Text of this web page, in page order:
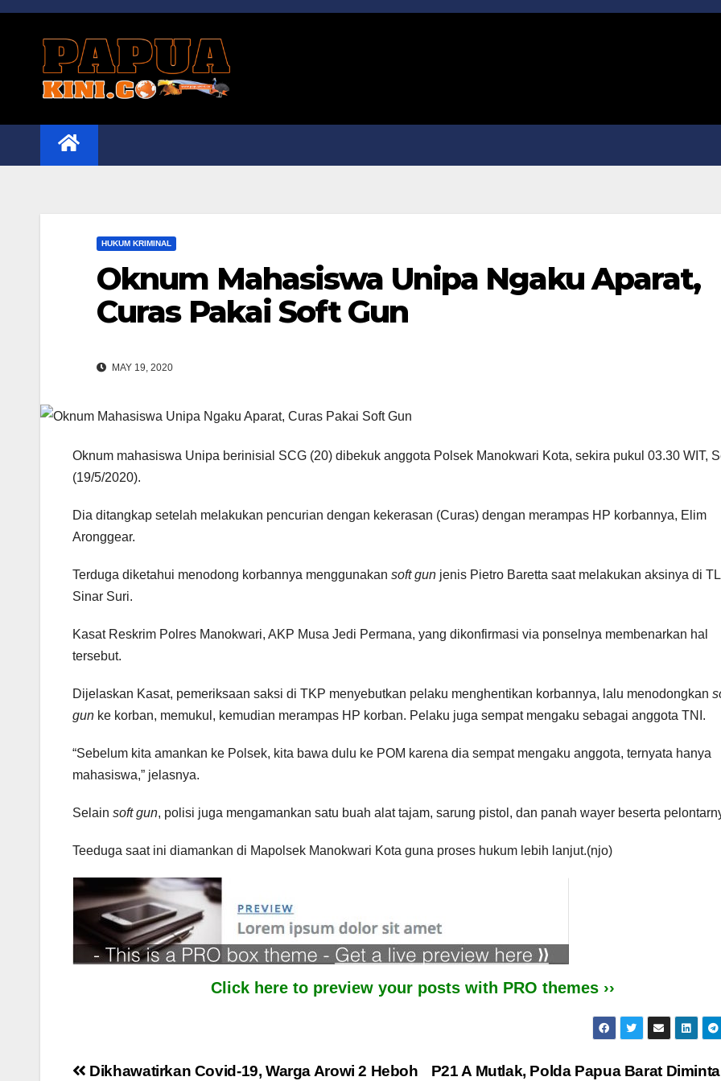
Skip
HUKUM KRIMINAL
Oknum Mahasiswa Unipa Ngaku Aparat,
Curas Pakai Soft Gun
MAY 19, 2020
Oknum mahasiswa Unipa berinisial SCG (20) dibekuk anggota Polsek Manokwari Kota, sekira pukul 03.30 WIT,
(19/5/2020).
Dia ditangkap setelah melakukan pencurian dengan kekerasan (Curas) dengan merampas HP korbannya, Elim
Aronggear.
Terduga diketahui menodong korbannya menggunakan soft gun jenis Pietro Baretta saat melakukan aksinya di
Sinar Suri.
Kasat Reskrim Polres Manokwari, AKP Musa Jedi Permana, yang dikonfirmasi via ponselnya membenarkan hal
tersebut.
Dijelaskan Kasat, pemeriksaan saksi di TKP menyebutkan pelaku menghentikan korbannya, lalu menodongkan
gun ke korban, memukul, kemudian merampas HP korban. Pelaku juga sempat mengaku sebagai anggota TNI.
“Sebelum kita amankan ke Polsek, kita bawa dulu ke POM karena dia sempat mengaku anggota, ternyata hanya
mahasiswa,” jelasnya.
Selain soft gun, polisi juga mengamankan satu buah alat tajam, sarung pistol, dan panah wayer beserta
Teeduga saat ini diamankan di Mapolsek Manokwari Kota guna proses hukum lebih lanjut.(njo)
Click here to preview your posts with PRO themes ››
P21 A Mutlak, Polda Papua Barat Diminta
Dikhawatirkan Covid-19, Warga Arowi 2 Heboh